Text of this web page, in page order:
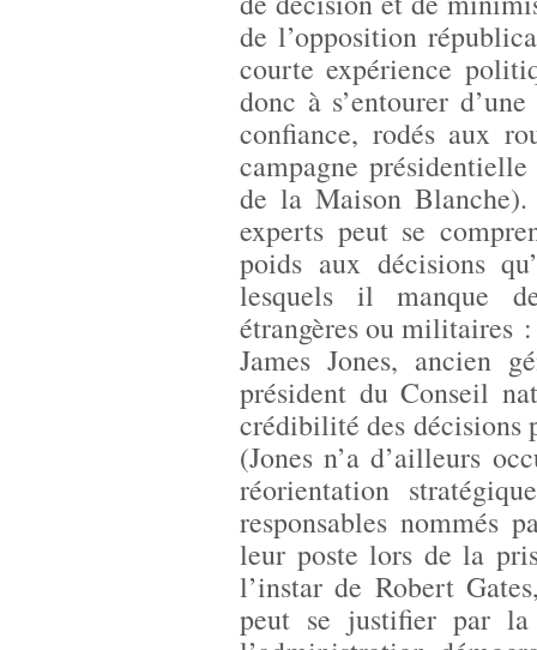
de l’opposition
courte expérience
donc à s’entourer
confiance, rodés aux
campagne
de la Maison
experts peut se
poids aux décisions
lesquels il manque
étrangères ou militaires
James Jones, ancien
président du Conseil
crédibilité des décisions
(Jones n’a d’ailleurs
réorientation
responsables nommés
leur poste lors de la
l’instar de Robert
peut se justifier par la